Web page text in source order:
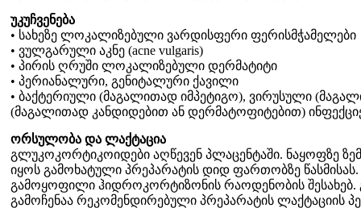
უკუჩვენება
• სახეზე ლოკალიზებული ვარდისფერი ფერისმჭამელები
• ვულგარული აკნე (acne vulgaris)
• პირის ღრუში ლოკალიზებული დერმატიტი
• პერიანალური, გენიტალური ქავილი
• ბაქტერიული (მაგალითად იმპეტიგო), ვირუსული
(მაგალითად კანდიდებით ან დერმატოფიტებით)
ორსულობა და ლაქტაცია
გლუკოკორტიკოიდები აღწევენ პლაცენტაში. ნაყოფზე
იყოს გამოხატული პრეპარატის დიდ ფართობზე
გამოყოფილი ჰიდროკორტიზონის რაოდენობის
გამოჩენაა რეკომენდირებული პრეპარატის ლაქტაციის